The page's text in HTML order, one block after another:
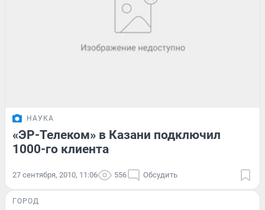
НАУКА
«ЭР-Телеком» в Казани подключил
1000-го клиента
27 сентября, 2010, 11:06 556 Обсудить
ГОРОД